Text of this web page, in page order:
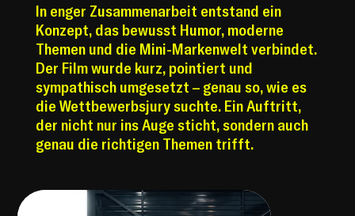
In enger Zusammenarbeit entstand ein
Konzept, das bewusst Humor, moderne
Themen und die Mini-Markenwelt verbindet.
Der Film wurde kurz, pointiert und
sympathisch umgesetzt – genau so, wie es
die Wettbewerbsjury suchte. Ein Auftritt,
der nicht nur ins Auge sticht, sondern auch
genau die richtigen Themen trifft.